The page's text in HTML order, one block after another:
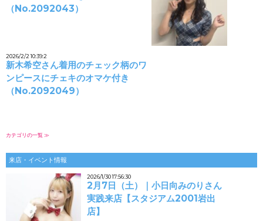
（No.2092043）
2026/2/2 10:39:2
新木希空さん着用のチェック柄のワ
ンピースにチェキのオマケ付き
（No.2092049）
カテゴリの一覧 ≫
来店・イベント情報
2026/1/30 17:56:30
2月7日（土）｜小日向みのりさん
実践来店【スタジアム2001岩出
店】